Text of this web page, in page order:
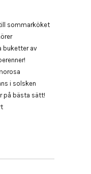
sommarköket
buketter av
i solsken
på bästa sätt!